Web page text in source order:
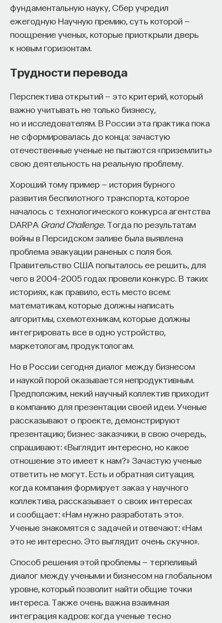
фундаментальную науку, Сбер учредил
ежегодную Научную премию, суть которой —
поощрение ученых, которые приоткрыли дверь
к новым горизонтам.
Трудности перевода
Перспектива открытий — это критерий, который
важно учитывать не только бизнесу,
но и исследователям. В России эта практика пока
не сформировалась до конца: зачастую
отечественные ученые не пытаются «приземлить»
свою деятельность на реальную проблему.
Хороший тому пример — история бурного
развития беспилотного транспорта, которое
началось с технологического конкурса агентства
DARPA Grand Challenge. Тогда по результатам
войны в Персидском заливе была выявлена
проблема эвакуации раненых с поля боя.
Правительство США попыталось ее решить, для
чего в 2004–2005 годах провели конкурс. В таких
историях, как правило, есть место всем:
математикам, которые должны написать
алгоритмы, схемотехникам, которые должны
интегрировать все в одно устройство,
маркетологам, продуктологам.
Но в России сегодня диалог между бизнесом
и наукой порой оказывается непродуктивным.
Предположим, некий научный коллектив приходит
в компанию для презентации своей идеи. Ученые
рассказывают о проекте, демонстрируют
презентацию; бизнес-заказчики, в свою очередь,
спрашивают: «Выглядит интересно, но какое
отношение это имеет к нам?» Зачастую ученые
ответить не могут. Есть и обратная ситуация,
когда компания формирует заказ у научного
коллектива, рассказывает о своих интересах
и сообщает: «Нам нужно разработать это».
Ученые знакомятся с задачей и отвечают: «Нам
это не интересно. Это выглядит очень скучно».
Способ решения этой проблемы — терпеливый
диалог между учеными и бизнесом на глобальном
уровне, который позволит найти общие точки
интереса. Также очень важна взаимная
интеграция кадров: когда ученые тесно